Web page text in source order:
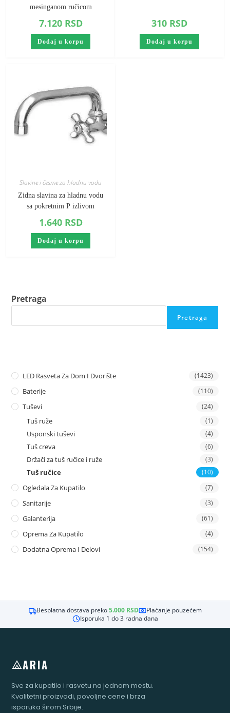
mesinganom ručicom
7.120 RSD
Dodaj u korpu
310 RSD
Dodaj u korpu
Slavine i česme za hladnu vodu
Zidna slavina za hladnu vodu
sa pokretnim P izlivom
1.640 RSD
Dodaj u korpu
Pretraga
Pretraga
LED Rasveta Za Dom I Dvorište (1423)
Baterije (110)
Tuševi (24)
Tuš ruže (1)
Usponski tuševi (4)
Tuš creva (6)
Držači za tuš ručice i ruže (3)
Tuš ručice (10)
Ogledala Za Kupatilo (7)
Sanitarije (3)
Galanterija (61)
Oprema Za Kupatilo (4)
Dodatna Oprema I Delovi (154)
Besplatna dostava preko5.000 RSD
Plaćanje pouzećem
Isporuka 1 do 3 radna dana
ARIA
Sve za kupatilo i rasvetu na jednom mestu.
Kvalitetni proizvodi, povoljne cene i brza
isporuka širom Srbije.